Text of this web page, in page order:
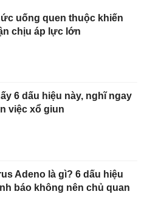
uống quen thuộc khiến
chịu áp lực lớn
6 dấu hiệu này, nghĩ ngay
việc xổ giun
Adeno là gì? 6 dấu hiệu
báo không nên chủ quan